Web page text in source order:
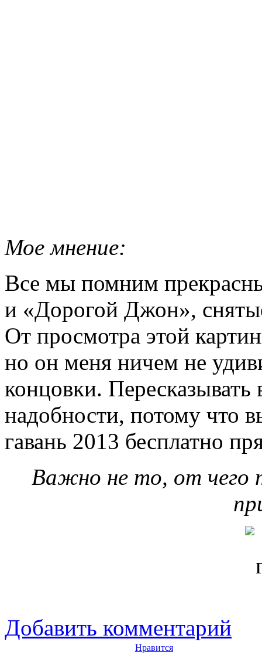
Мое мнение:
Все мы помним
и «Дорогой Джон»,
От просмотра этой
но он меня ничем не
концовки.
надобности, потому что
гавань 2013 бесплатно
Важно не то, от
Добавить комментарий
Нравится